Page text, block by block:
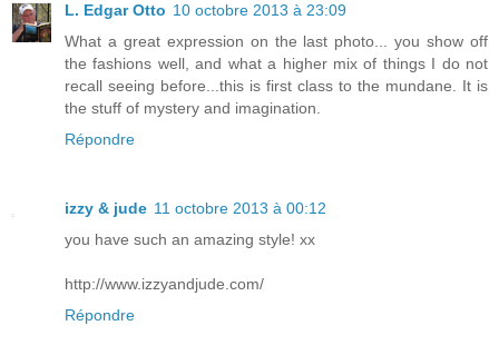
L. Edgar Otto 10 octobre 2013 à 23:09
What a great expression on the last photo... you show off
the fashions well, and what a higher mix of things I do not
recall seeing before...this is first class to the mundane. It is
the stuff of mystery and imagination.
Répondre
izzy & jude 11 octobre 2013 à 00:12
you have such an amazing style! xx
http://www.izzyandjude.com/
Répondre